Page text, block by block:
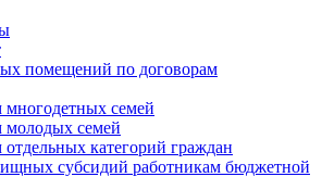
помещений по договорам
семей
молодых семей
категорий граждан
субсидий работникам бюджетной